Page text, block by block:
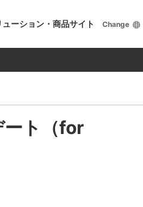
ューション・商品サイト Change
ト（for